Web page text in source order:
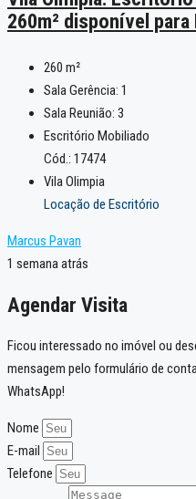
260m² disponível para
260 m²
Sala Gerência: 1
Sala Reunião: 3
Escritório Mobiliado
Cód.: 17474
Vila Olimpia
Locação de Escritório
Marcus Pavan
1 semana atrás
Agendar Visita
Ficou interessado no imóvel ou
mensagem pelo formulário de
WhatsApp!
Nome
E-mail
Telefone